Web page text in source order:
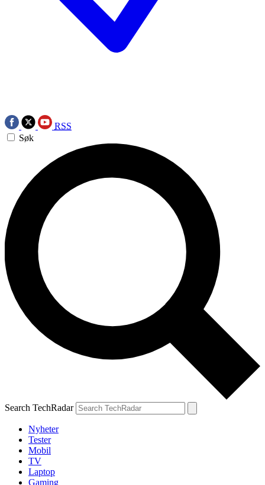
RSS
Søk
Search TechRadar
Nyheter
Tester
Mobil
TV
Laptop
Gaming